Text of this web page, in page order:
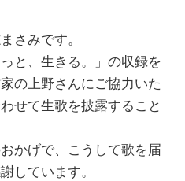
さみです。
と、生きる。」の収録を
の上野さんにご協力いた
せて生歌を披露すること
かげで、こうして歌を届
しています。